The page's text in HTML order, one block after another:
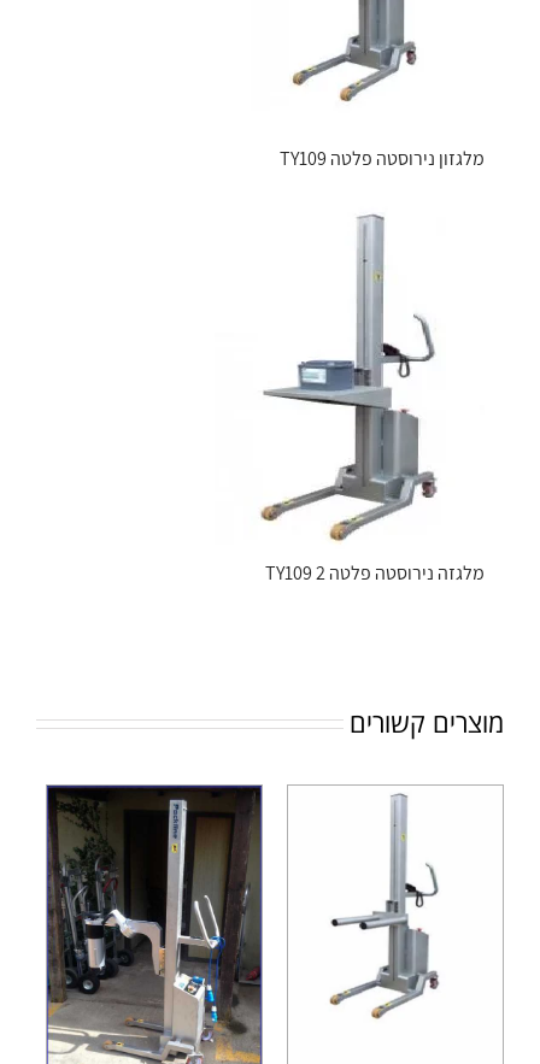
מלגזון נירוסטה פלטה TY109
מלגזה נירוסטה פלטה TY109 2
מוצרים קשורים